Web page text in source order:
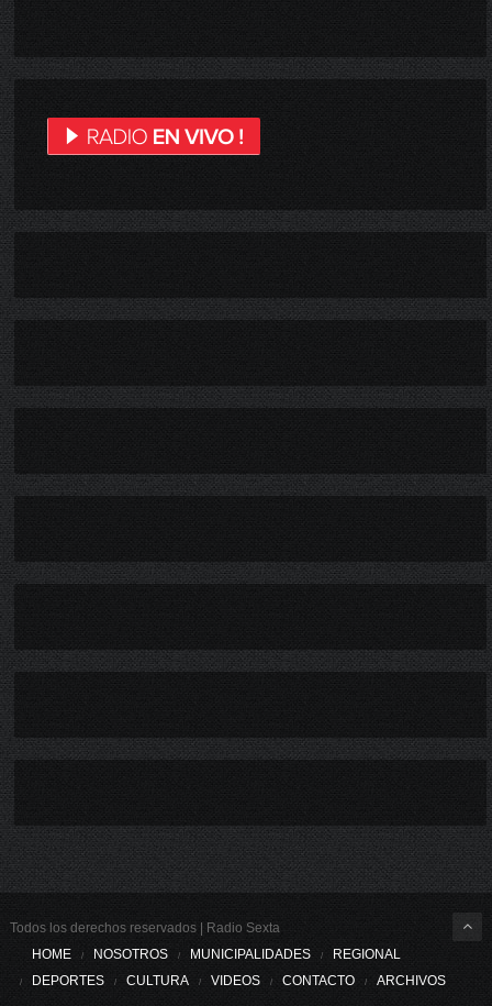
Todos los derechos reservados | Radio Sexta
HOME
NOSOTROS MUNICIPALIDADES
REGIONAL
DEPORTES
CULTURA VIDEOS CONTACTO ARCHIVOS